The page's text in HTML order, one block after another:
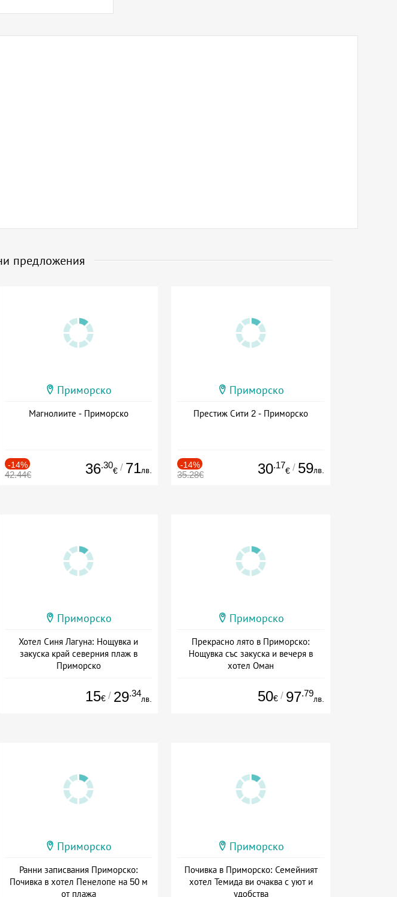
предложения
Приморско
Магнолиите - Приморско
-14%
42.44€ 36.30
€ / 71лв.
Приморско
Престиж Сити 2 - Приморско
-14%
35.28€ 30.17
€ / 59лв.
Приморско
Хотел Синя Лагуна: Нощувка и
закуска край северния плаж в
Приморско
15€ / 29.34
лв.
Приморско
Прекрасно лято в Приморско:
Нощувка със закуска и вечеря в
хотел Оман
50€ / 97.79
лв.
Приморско
Ранни записвания Приморско:
Почивка в хотел Пенелопе на 50 м
от плажа
Приморско
Почивка в Приморско: Семейният
хотел Темида ви очаква с уют и
удобства